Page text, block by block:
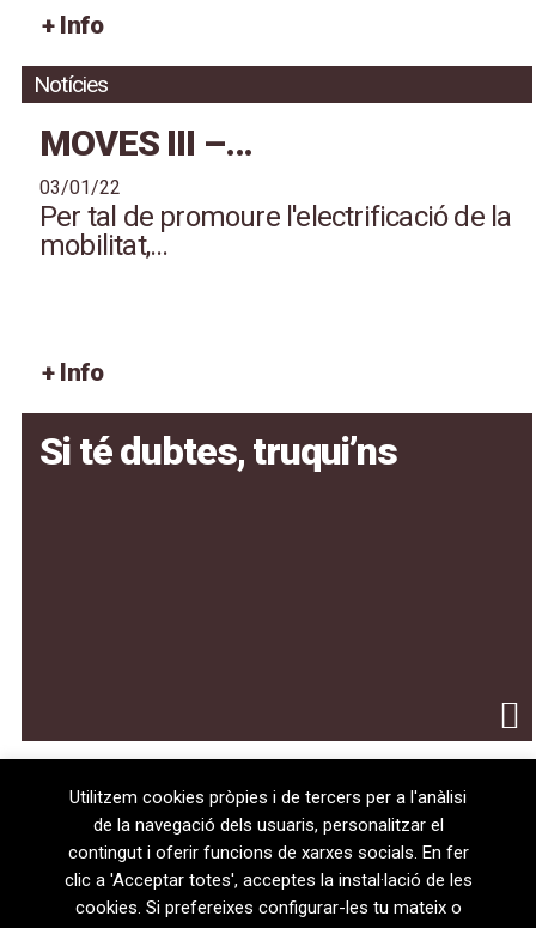
+ Info
Notícies
MOVES III –...
03/01/22
Per tal de promoure l'electrificació de la
mobilitat,...
+ Info
Si té dubtes, truqui’ns
Utilitzem cookies pròpies i de tercers per a l'anàlisi
de la navegació dels usuaris, personalitzar el
contingut i oferir funcions de xarxes socials. En fer
clic a 'Acceptar totes', acceptes la instal·lació de les
cookies. Si prefereixes configurar-les tu mateix o